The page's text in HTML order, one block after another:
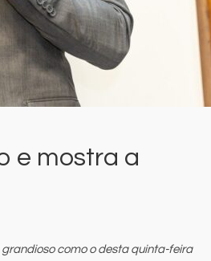
e mostra a
como o desta quinta-feira